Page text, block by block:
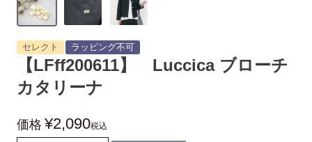
セレクト ラッピング不可
【LFff200611】 Luccica ブローチ
カタリーナ
価格 ¥2,090税込